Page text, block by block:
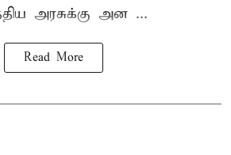
அரசுக்கு அன ...
Read More